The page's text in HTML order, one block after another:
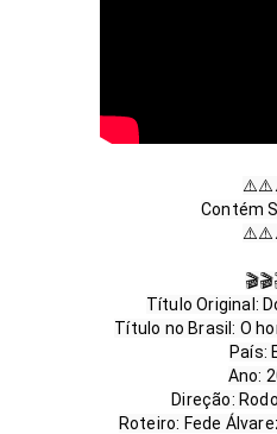
Contém
Título Original:
Título no Brasil: O
País:
Ano:
Direção:
Roteiro: Fede